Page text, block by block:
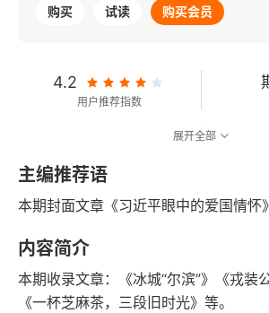
购买 试读 购买会员
4.2
用户推荐指数
2024-01-01
发行日期
展开全部
主编推荐语
本期封面文章《习近平眼中的爱国情怀
内容简介
本期收录文章：《冰城“尔滨”》《戎装
《一杯芝麻茶，三段旧时光》等。